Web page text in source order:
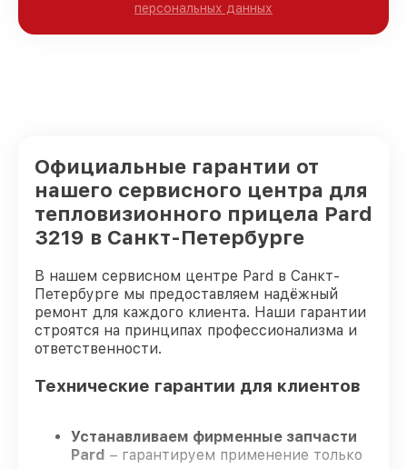
персональных данных
Официальные гарантии от
нашего сервисного центра для
тепловизионного прицела Pard
3219 в Санкт-Петербурге
В нашем сервисном центре Pard в Санкт-
Петербурге мы предоставляем надёжный
ремонт для каждого клиента. Наши гарантии
строятся на принципах профессионализма и
ответственности.
Технические гарантии для клиентов
Устанавливаем фирменные запчасти
Pard – гарантируем применение только